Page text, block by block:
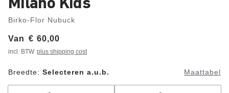
Milano Kids
Birko-Flor Nubuck
Van
Price:€ 60,00
incl. BTW plus shipping cost
Breedte: Selecteren a.u.b. Maattabel